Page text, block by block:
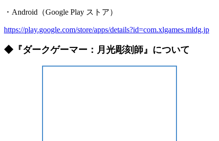
・Android（Google Play ストア）
https://play.google.com/store/apps/details?id=com.xlgames.mldg.jp
◆『ダークゲーマー：月光彫刻師』について